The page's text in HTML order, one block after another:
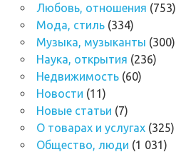
Любовь, отношения (753)
Мода, стиль(334)
Музыка, музыканты (300)
Наука, открытия (236)
Недвижимость(60)
Новости (11)
Новые статьи (7)
О товарах и услугах(325)
Общество, люди (1 031)